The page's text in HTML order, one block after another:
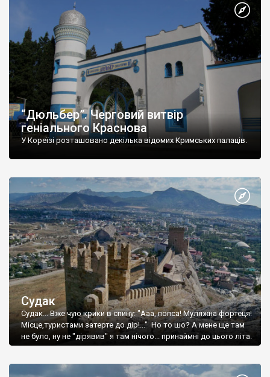
“Дюльбер”. Черговий витвір
геніального Краснова
У Кореїзі розташовано декілька відомих Кримських палаців.
Судак
Судак... Вже чую крики в спину: "Ааа, попса! Муляжна фортеця!
Місце,туристами затерте до дір!..." Но то шо? А мене ще там
не було, ну не "дірявив" я там нічого... принаймні до цього літа.